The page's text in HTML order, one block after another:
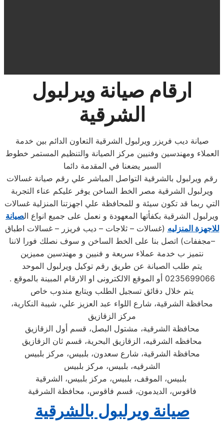
ارقام صيانة ويرلبول
الشرقية
صيانة ديب فريزر ويرلبول الشرقية التعاون الدائم بين خدمة
العملاء ومهندسين وفنيين مركز الصيانة والتنظيم المستمر خطوط
السير يضعنا في المقدمة دائما
رقم ويرلبول بالشرقية التواصل المباشر علي رقم صيانة غسالات
ويرلبول الشرقية مصر الخط الساخن يوفر عليكم عناء التجربة
التي ربما قد تكون سيئة و للمحافظة علي اجهزتنا المنزلية غسالات
ويرلبول الشرقية بكفأتها المعهودة و نعمل على جميع انواع الصيانة
للاجهزة المنزليه (غسالات – ثلاجات – ديب فريزر – غسالات اطباق
–مجففات) اتصل بنا على الخط الساخن و سوف نصلك فورا لاننا
نتميز ب خدمة عملاء سريعة و فنيين و مهندسين مميزين
يتم طلب الصيانة عن طريق رقم توكيل ويرلبول الموحد
0235699066 أو الموقع الالكترونى او الارقام المبينة بالموقع .
يتم خلال دقائق تسجيل الطلب ويتابع مندوب خاص
محافظة الشرقية، شارع اللواء عبد العزيز علي، شيبة النكارية،
مركز الزقازيق
محافظة الشرقية، مشتول البصل، قسم أول الزقازيق
محافظه الشرقيه، الزقازيق البحرية، قسم ثان الزقازيق
محافظة الشرقية، شارع سعدون، بلبيس، مركز بلبيس
الشرقيه، بلبيس، مركز بلبيس
بلبيس، الموقف، بلبيس، مركز بلبيس، الشرقية
فاقوس، الديدمون، قسم فاقوس، محافظة الشرقية
صيانة ويرلبول بالشرقية